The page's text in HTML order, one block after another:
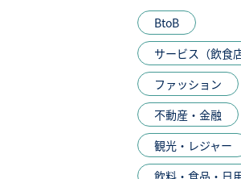
BtoB
サービス（飲食
ファッション
不動産・金融
観光・レジャー